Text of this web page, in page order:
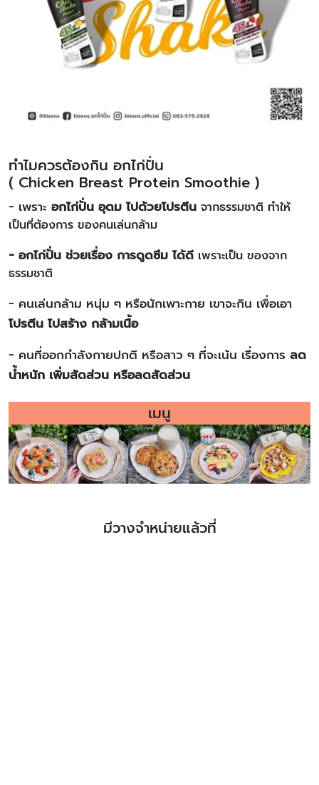
ทำไมควรต้องกิน อกไก่ปั่น
( Chicken Breast Protein Smoothie )
- เพราะ อกไก่ปั่น อุดม ไปด้วยโปรตีน จากธรรมชาติ ทำให้
เป็นที่ต้องการ ของคนเล่นกล้าม
- อกไก่ปั่น ช่วยเรื่อง การดูดซึม ได้ดี เพราะเป็น ของจาก
ธรรมชาติ
- คนเล่นกล้าม หนุ่ม ๆ หรือนักเพาะกาย เขาจะกิน เพื่อเอา
โปรตีน ไปสร้าง กล้ามเนื้อ
- คนที่ออกกำลังกายปกติ หรือสาว ๆ ที่จะเน้น เรื่องการ ลด
น้ำหนัก เพิ่มสัดส่วน หรือลดสัดส่วน
เมนู
มีวางจำหน่ายแล้วที่